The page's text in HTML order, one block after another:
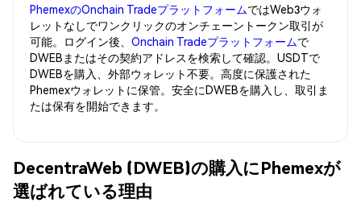
PhemexのOnchain TradeプラットフォームではWeb3ウォ
レットなしでワンクリックのオンチェーントークン取引が
可能。ログイン後、 Onchain Tradeプラットフォームで
DWEBまたはその契約アドレスを検索して確認。USDTで
DWEBを購入、外部ウォレット不要。高度に保護された
Phemexウォレットに保管。安全にDWEBを購入し、取引ま
たは保有を開始できます。
DecentraWeb (DWEB)の購入にPhemexが
選ばれている理由